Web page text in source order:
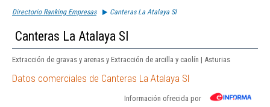
Directorio Ranking Empresas Canteras La Atalaya Sl
Canteras La Atalaya Sl
Extracción de gravas y arenas y Extracción de arcilla y caolín | Asturias
Datos comerciales de Canteras La Atalaya Sl
Información ofrecida por